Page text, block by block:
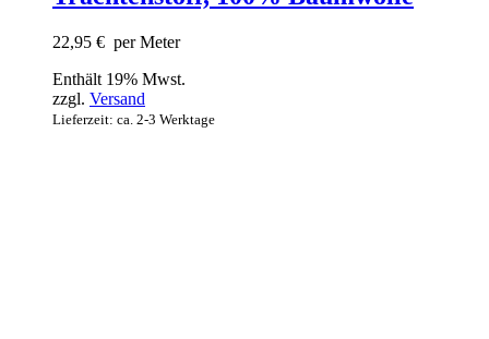
22,95 € per Meter
Enthält 19% Mwst.
zzgl. Versand
Lieferzeit: ca. 2-3 Werktage